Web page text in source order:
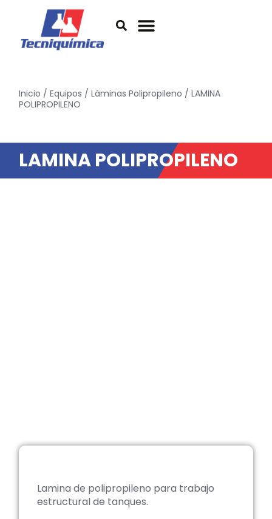
Inicio /Equipos /Láminas Polipropileno / LAMINA
POLIPROPILENO
LAMINA POLIPROPILENO
Lamina de polipropileno para trabajo
estructural de tanques.